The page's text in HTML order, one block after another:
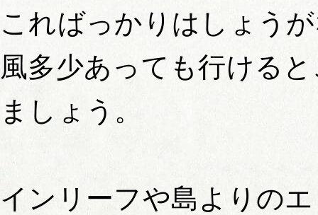
こればっかりはしょう
風多少あっても行ける
ましょう。
インリーフや島よりの